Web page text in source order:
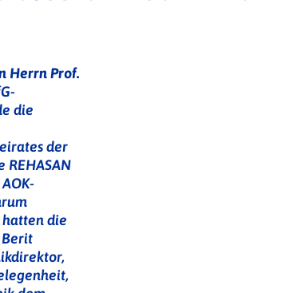
Herrn Prof.
die
der
die